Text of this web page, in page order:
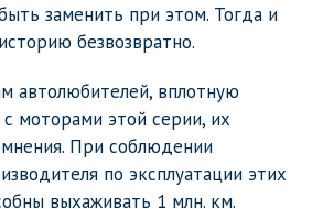
заменить при этом. Тогда и
безвозвратно.
автолюбителей, вплотную
моторами этой серии, их
При соблюдении
по эксплуатации этих
выхаживать 1 млн. км.